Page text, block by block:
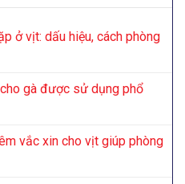
ở vịt: dấu hiệu, cách phòng
gà được sử dụng phổ
vắc xin cho vịt giúp phòng